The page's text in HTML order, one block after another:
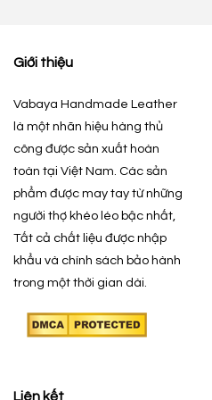
Giới thiệu
Vabaya Handmade Leather
là một nhãn hiệu hàng thủ
công được sản xuất hoàn
toàn tại Việt Nam. Các sản
phẩm được may tay từ những
người thợ khéo léo bậc nhất,
Tất cả chất liệu được nhập
khẩu và chính sách bảo hành
trong một thời gian dài.
Liên kết